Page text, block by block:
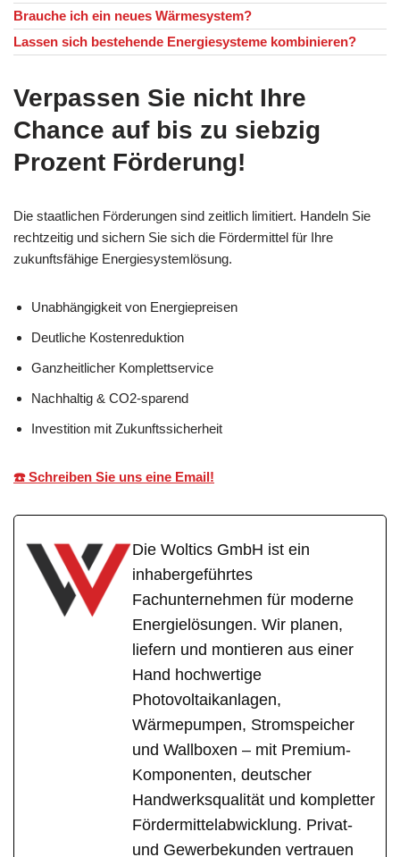
Brauche ich ein neues Wärmesystem?
Lassen sich bestehende Energiesysteme kombinieren?
Verpassen Sie nicht Ihre
Chance auf bis zu siebzig
Prozent Förderung!
Die staatlichen Förderungen sind zeitlich limitiert. Handeln Sie
rechtzeitig und sichern Sie sich die Fördermittel für Ihre
zukunftsfähige Energiesystemlösung.
Unabhängigkeit von Energiepreisen
Deutliche Kostenreduktion
Ganzheitlicher Komplettservice
Nachhaltig & CO2-sparend
Investition mit Zukunftssicherheit
☎️ Schreiben Sie uns eine Email!
Die Woltics GmbH ist ein
inhabergeführtes
Fachunternehmen für moderne
Energielösungen. Wir planen,
liefern und montieren aus einer
Hand hochwertige
Photovoltaikanlagen,
Wärmepumpen, Stromspeicher
und Wallboxen – mit Premium-
Komponenten, deutscher
Handwerksqualität und kompletter
Fördermittelabwicklung. Privat-
und Gewerbekunden vertrauen